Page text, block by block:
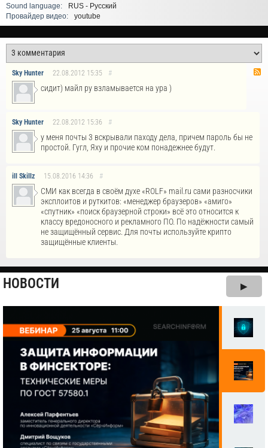
Sound language:
RUS - Русский
Провайдер видео:
youtube
Sky Hunter 22.08.2012 15:35 #
сидит) майл ру взламывается на ура )
Sky Hunter 22.08.2012 15:36 #
у меня почты 3 вскрывали паходу дела, причем пароль бы не
простой. Гугл, Яху и прочие ком понадежнее будут.
ill Skillz 15.08.2016 14:36 #
СМИ как всегда в своём духе «ROLF» mail.ru сами разносчики
эксплоитов и руткитов: «менеджер браузеров» «амиго»
«спутник» «поиск браузерной строки» всё это относится к
классу вредоносного и рекламного ПО. По надёжности самый
не защищённый сервис. Для почты используйте крипто
защищённые клиенты.
НОВОСТИ ▶